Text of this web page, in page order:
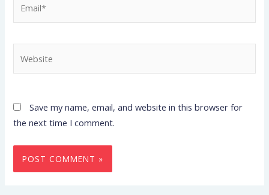
Save my name, email, and website in this browser for
the next time I comment.